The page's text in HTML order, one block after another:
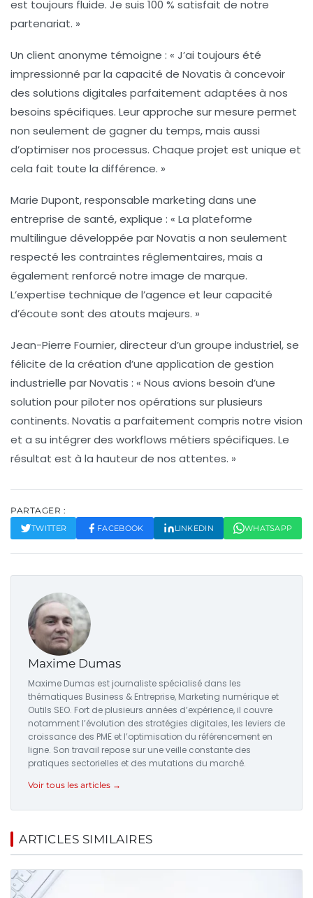
est toujours fluide. Je suis 100 % satisfait de notre
partenariat. »
Un client anonyme témoigne : « J’ai toujours été
impressionné par la capacité de Novatis à concevoir
des solutions digitales parfaitement adaptées à nos
besoins spécifiques. Leur approche sur mesure permet
non seulement de gagner du temps, mais aussi
d’optimiser nos processus. Chaque projet est unique et
cela fait toute la différence. »
Marie Dupont, responsable marketing dans une
entreprise de santé, explique : « La plateforme
multilingue développée par Novatis a non seulement
respecté les contraintes réglementaires, mais a
également renforcé notre image de marque.
L’expertise technique de l’agence et leurcapacité
d’écoute sont des atouts majeurs. »
Jean-Pierre Fournier, directeur d’un groupe industriel, se
félicite de la création d’une application de gestion
industrielle par Novatis : « Nous avions besoin d’une
solution pour piloter nos opérations sur plusieurs
continents. Novatis a parfaitement compris notre vision
et a su intégrer des workflows métiers spécifiques. Le
résultat est à la hauteur de nos attentes. »
PARTAGER :
TWITTER FACEBOOK LINKEDIN WHATSAPP
Maxime Dumas
Maxime Dumas est journaliste spécialisé dans les
thématiques Business & Entreprise, Marketing numérique et
Outils SEO. Fort de plusieurs années d’expérience, il couvre
notamment l’évolution des stratégies digitales, les leviers de
croissance des PME et l’optimisation du référencement en
ligne. Son travail repose sur une veille constante des
pratiques sectorielles et des mutations du marché.
Voir tous les articles →
ARTICLES SIMILAIRES